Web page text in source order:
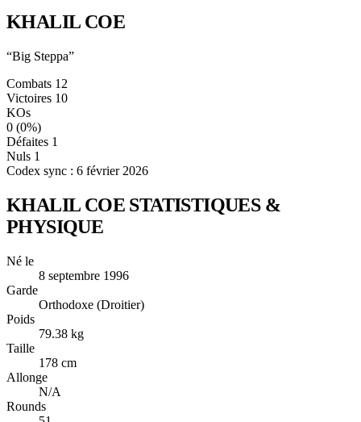
KHALIL COE
“Big Steppa”
Combats 12
Victoires 10
KOs
0 (0%)
Défaites 1
Nuls 1
Codex sync : 6 février 2026
KHALIL COE STATISTIQUES &
PHYSIQUE
Né le
8 septembre 1996
Garde
Orthodoxe (Droitier)
Poids
79.38 kg
Taille
178 cm
Allonge
N/A
Rounds